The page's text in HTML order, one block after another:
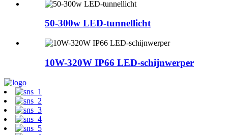
50-300w LED-tunnellicht
10W-320W IP66 LED-schijnwerper